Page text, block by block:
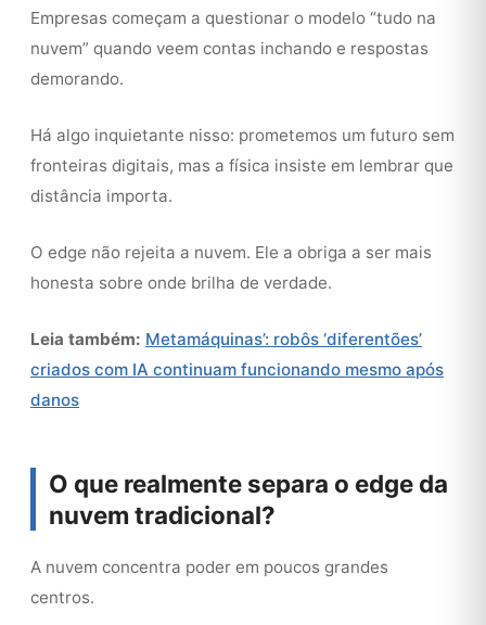
Empresas começam a questionar o modelo “tudo na
nuvem” quando veem contas inchando e respostas
demorando.
Há algo inquietante nisso: prometemos um futuro sem
fronteiras digitais, mas a física insiste em lembrar que
distância importa.
O edge não rejeita a nuvem. Ele a obriga a ser mais
honesta sobre onde brilha de verdade.
Leia também: Metamáquinas’: robôs ‘diferentões’
criados com IA continuam funcionando mesmo após
danos
O que realmente separa o edge da
nuvem tradicional?
A nuvem concentra poder em poucos grandes
centros.